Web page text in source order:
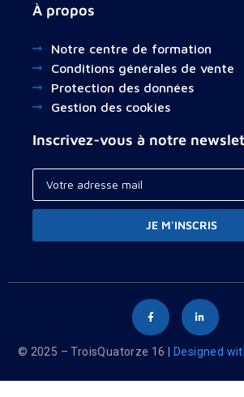
À propos
Notre centre de formation
Conditions générales de vente
Protection des données
Gestion des cookies
Inscrivez-vous à notre
JE M'INSCRIS
© 2025 – TroisQuatorze 16 | Designed